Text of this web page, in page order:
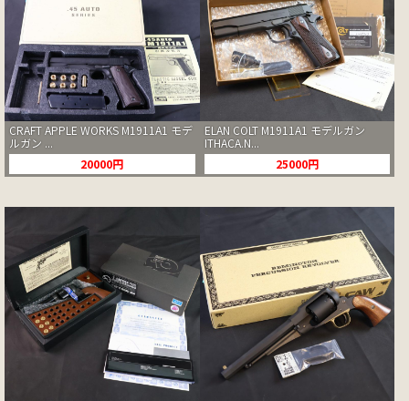
CRAFT APPLE WORKS M1911A1 モデ
ルガン ...
20000円
ELAN COLT M1911A1 モデルガン
ITHACA.N...
25000円